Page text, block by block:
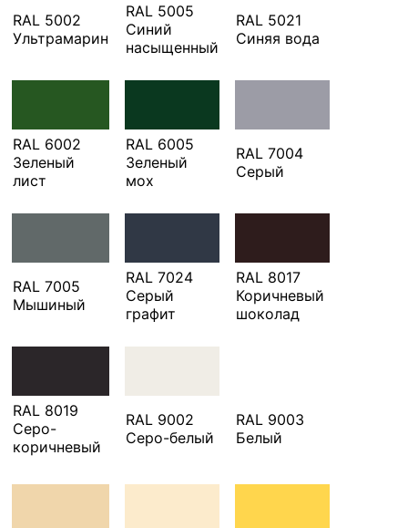
RAL 5002
Ультрамарин
RAL 5005
Синий
насыщенный
RAL 5021
Синяя вода
RAL 6002
Зеленый
лист
RAL 6005
Зеленый
мох
RAL 7004
Серый
RAL 7005
Мышиный
RAL 7024
Серый
графит
RAL 8017
Коричневый
шоколад
RAL 8019
Серо-
коричневый
RAL 9002
Серо-белый
RAL 9003
Белый